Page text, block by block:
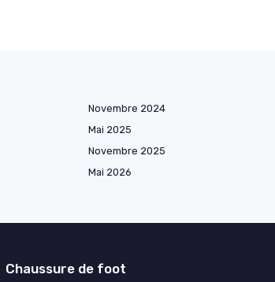
Novembre 2024
Mai 2025
Novembre 2025
Mai 2026
Chaussure de foot